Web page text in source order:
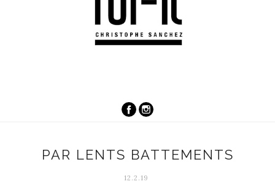
PAR LENTS BATTEMENTS
12.2.19